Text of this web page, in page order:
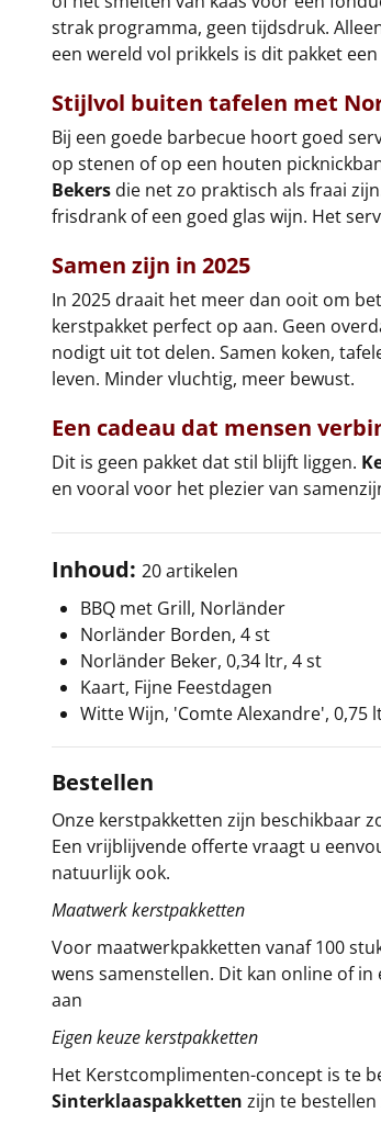
strak programma, geen tijdsdruk.
een wereld vol prikkels is dit pakket
Stijlvol buiten tafelen met
Bij een goede barbecue hoort goed
op stenen of op een houten
Bekers die net zo praktisch als fraai
frisdrank of een goed glas wijn. Het
Samen zijn in 2025
In 2025 draait het meer dan ooit om
kerstpakket perfect op aan. Geen
nodigt uit tot delen. Samen koken,
leven. Minder vluchtig, meer bewust.
Een cadeau dat mensen
Dit is geen pakket dat stil blijft liggen.
en vooral voor het plezier van
Inhoud: 20 artikelen
BBQ met Grill, Norländer
Norländer Borden, 4 st
Norländer Beker, 0,34 ltr, 4 st
Kaart, Fijne Feestdagen
Witte Wijn, 'Comte Alexandre', 0,75
Bestellen
Onze kerstpakketten zijn beschikbaar
Een vrijblijvende offerte vraagt u
natuurlijk ook.
Maatwerk kerstpakketten
Voor maatwerkpakketten vanaf 100
wens samenstellen. Dit kan online of
aan
Eigen keuze kerstpakketten
Het Kerstcomplimenten-concept is te
Sinterklaaspakketten zijn te